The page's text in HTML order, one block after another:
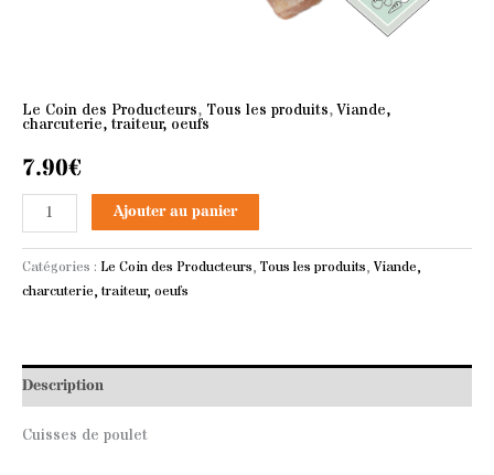
Le Coin des Producteurs, Tous les produits,Viande,
charcuterie, traiteur, oeufs
7.90€
Ajouter au panier
Catégories : Le Coin des Producteurs, Tous les produits, Viande,
charcuterie, traiteur, oeufs
Description
Cuisses de poulet